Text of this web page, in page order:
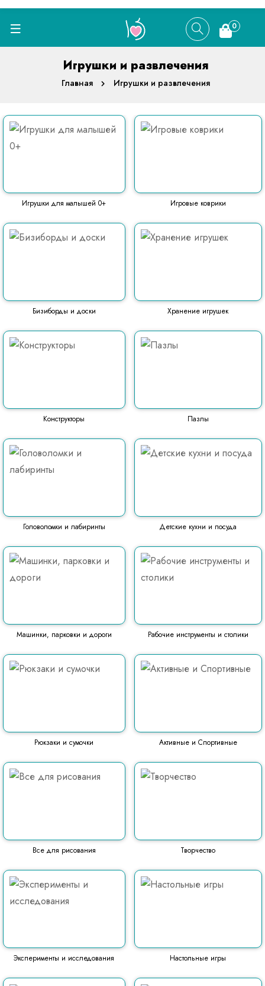
0
Игрушки и развлечения
Главная Игрушки и развлечения
Игрушки для малышей 0+ Игровые коврики
Бизиборды и доски Хранение игрушек
Конструкторы Пазлы
Головоломки и лабиринты Детские кухни и посуда
Машинки, парковки и дороги Рабочие инструменты и столики
Рюкзаки и сумочки Активные и Спортивные
Все для рисования Творчество
Эксперименты и исследования Настольные игры